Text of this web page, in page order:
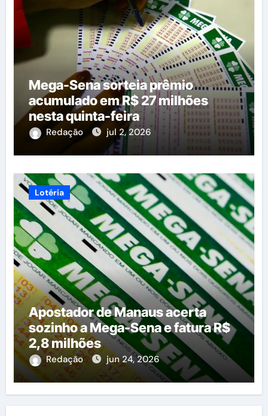
Mega-Sena sorteia prêmio
acumulado em R$ 27 milhões
nesta quinta-feira
Redação jul 2, 2026
Lotéria
Apostador de Manaus acerta
sozinho a Mega-Sena e fatura R$
2,8 milhões
Redação jun 24, 2026